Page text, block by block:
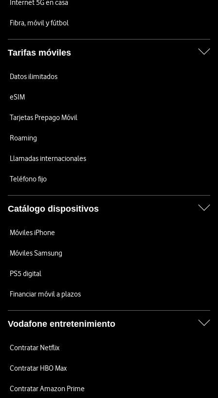
Internet 5G en casa
Fibra, móvil y fútbol
Tarifas móviles
Datos ilimitados
eSIM
Tarjetas Prepago Móvil
Roaming
Llamadas internacionales
Teléfono fijo
Catálogo dispositivos
Móviles iPhone
Móviles Samsung
PS5 digital
Financiar móvil a plazos
Vodafone entretenimiento
Contratar Netflix
Contratar HBO Max
Contratar Amazon Prime